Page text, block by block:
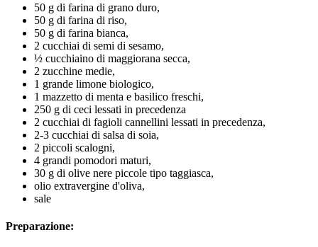
50 g di farina di grano duro,
50 g di farina di riso,
50 g di farina bianca,
2 cucchiai di semi di sesamo,
½ cucchiaino di maggiorana secca,
2 zucchine medie,
1 grande limone biologico,
1 mazzetto di menta e basilico freschi,
250 g di ceci lessati in precedenza
2 cucchiai di fagioli cannellini lessati in precedenza,
2-3 cucchiai di salsa di soia,
2 piccoli scalogni,
4 grandi pomodori maturi,
30 g di olive nere piccole tipo taggiasca,
olio extravergine d'oliva,
sale
Preparazione: